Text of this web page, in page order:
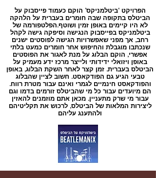
הפרויקט ‘ביטלמניקס’ הוקם כעמוד פייסבוק על
הביטלס בתקופה שבה חומרים בעברית על הלהקה
לא היו קיימים באופן זמין ושוטף.הפלטפורמה של
ביטלמניקס בפייסבוק הנגישה וסיפקה גישה לקהל
רחב, אך מפני שאפשרויות הגישה לפוסטים ישנים
שנכתבו מוגבלת והחיפוש אחר חומרים כמעט בלתי
אפשרי, הוקם הבלוג על מנת לאגור את הפוסטים
באופן ויזואלי ידידותי ולייצר מרכז ידע מעמיק על
הביטלס בעברית. זמן קצר לאחר השקת הבלוג, באופן
טבעי הגיע גם הפודקאסט. חשוב לציין שהבלוג
והפודקאסט חינמיים לגמרי ואינם עבור מטרת רווח.
הם מיועדים עבור כל מי שהביטלס זורמים בדמו וגם
עבור מי שרק מתעניין. מכאן אתם מוזמנים להאזין
ליצירות המלאות של הביטלס, לרכוש את תקליטיהם
ולהתענג עליהם